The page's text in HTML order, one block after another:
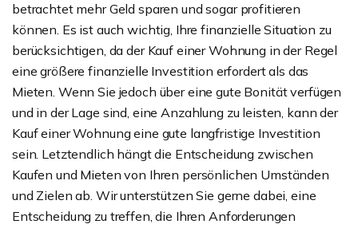
betrachtet mehr Geld sparen und sogar profitieren
können. Es ist auch wichtig, Ihre finanzielle Situation zu
berücksichtigen, da der Kauf einer Wohnung in der Regel
eine größere finanzielle Investition erfordert als das
Mieten. Wenn Sie jedoch über eine gute Bonität verfügen
und in der Lage sind, eine Anzahlung zu leisten, kann der
Kauf einer Wohnung eine gute langfristige Investition
sein. Letztendlich hängt die Entscheidung zwischen
Kaufen und Mieten von Ihren persönlichen Umständen
und Zielen ab. Wir unterstützen Sie gerne dabei, eine
Entscheidung zu treffen, die Ihren Anforderungen